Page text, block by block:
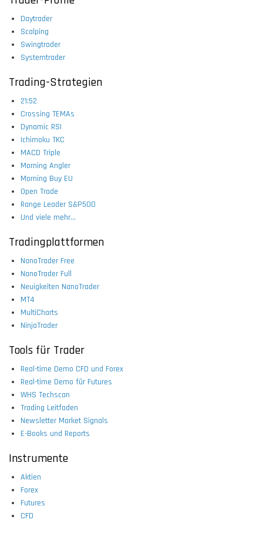
Daytrader
Scalping
Swingtrader
Systemtrader
Trading-Strategien
21:52
Crossing TEMAs
Dynamic RSI
Ichimoku TKC
MACD Triple
Morning Angler
Morning Buy EU
Open Trade
Range Leader S&P500
Und viele mehr...
Tradingplattformen
NanoTrader Free
NanoTrader Full
Neuigkeiten NanoTrader
MT4
MultiCharts
NinjaTrader
Tools für Trader
Real-time Demo CFD und Forex
Real-time Demo für Futures
WHS Techscan
Trading Leitfaden
Newsletter Market Signals
E-Books und Reports
Instrumente
Aktien
Forex
Futures
CFD